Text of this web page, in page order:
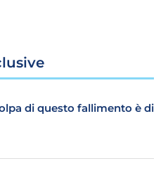
di questo fallimento è di